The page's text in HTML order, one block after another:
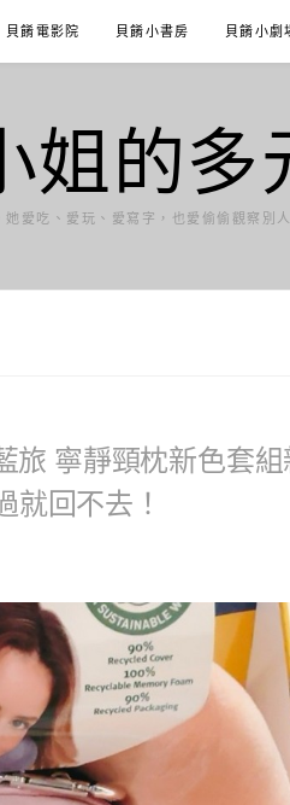
貝餚電影院 貝餚小書房 貝餚小劇
姐的多
愛吃、愛玩、愛寫字，也愛偷偷觀察別
旅 寧靜頸枕新色套
就回不去！